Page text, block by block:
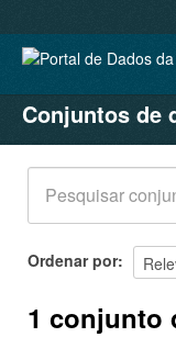
CONJUNTOS DE
ORGANIZAÇÕES
GRUPOS
SOBRE
Conjuntos de
Ordenar por
1 conjunto